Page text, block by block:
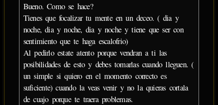
Bueno. Como se hace?
Tienes que focalizar tu mente en un deceo. ( dia y
noche, dia y noche, dia y noche y tiene que ser con
sentimiento que te haga escalofrio)
Al pedirlo estate atento porque vendran a ti las
posibilidades de esto y debes tomarlas cuando lleguen. (
un simple si quiero en el momento correcto es
suficiente) cuando la veas venir y no la quieras cortala
de cuajo porque te traera problemas.